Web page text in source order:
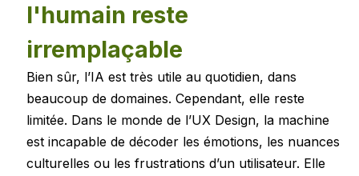
l'humain reste
irremplaçable
Bien sûr, l’IA est très utile au quotidien, dans
beaucoup de domaines. Cependant, elle reste
limitée. Dans le monde de l’UX Design, la machine
est incapable de décoder les émotions, les nuances
culturelles ou les frustrations d’un utilisateur. Elle